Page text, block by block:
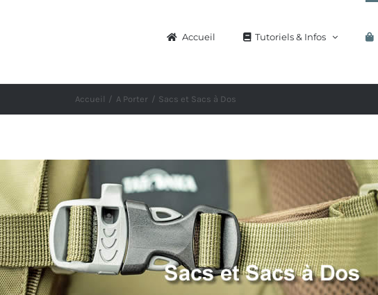
Accueil Tutoriels & Infos
Accueil A Porter Sacs et Sacs à Dos